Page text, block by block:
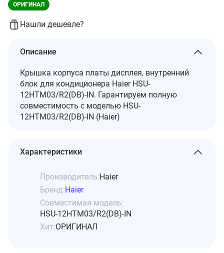
ОРИГИНАЛ
Нашли дешевле?
Описание
Крышка корпуса платы дисплея, внутренний
блок для кондиционера Haier HSU-
12HTM03/R2(DB)-IN. Гарантируем полную
совместимость с моделью HSU-
12HTM03/R2(DB)-IN (Haier)
Характеристики
Производитель:Haier
Бренд:Haier
Совместимая модель:
HSU-12HTM03/R2(DB)-IN
Хит:ОРИГИНАЛ